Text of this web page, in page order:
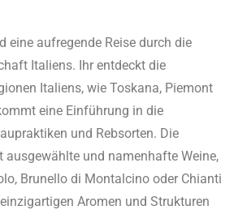
eine aufregende Reise durch die
Italiens. Ihr entdeckt die
Italiens, wie Toskana, Piemont
eine Einführung in die
und Rebsorten. Die
ausgewählte und namenhafte Weine,
Brunello di Montalcino oder Chianti
Aromen und Strukturen